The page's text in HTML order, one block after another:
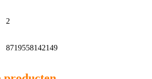
2
8719558142149